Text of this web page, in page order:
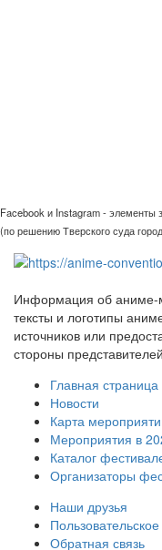
Facebook и Instagram - элементы
(по решению Тверского суда
Информация об аниме-
тексты и логотипы
источников или
стороны
Главная страница
Новости
Карта
Мероприятия в
Каталог
Организаторы
Наши друзья
Обратная связь